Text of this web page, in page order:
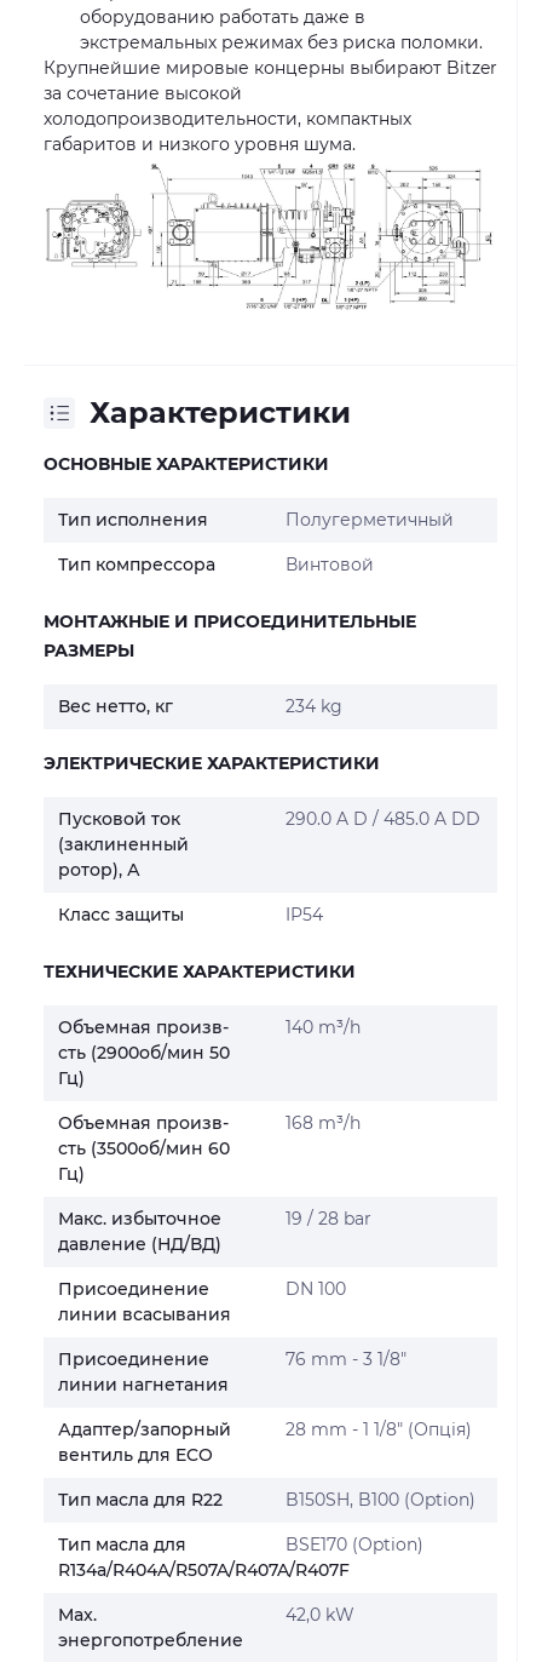
оборудованию работать даже в
экстремальных режимах без риска поломки.
Крупнейшие мировые концерны выбирают Bitzer
за сочетание высокой
холодопроизводительности, компактных
габаритов и низкого уровня шума.
Характеристики
ОСНОВНЫЕ ХАРАКТЕРИСТИКИ
Тип исполнения Полугерметичный
Тип компрессора Винтовой
МОНТАЖНЫЕ И ПРИСОЕДИНИТЕЛЬНЫЕ
РАЗМЕРЫ
Вес нетто, кг 234 kg
ЭЛЕКТРИЧЕСКИЕ ХАРАКТЕРИСТИКИ
Пусковой ток
(заклиненный
ротор), А
290.0 A D / 485.0 A DD
Класс защиты IP54
ТЕХНИЧЕСКИЕ ХАРАКТЕРИСТИКИ
Объемная произв-
сть (2900об/мин 50
Гц)
140 m³/h
Объемная произв-
сть (3500об/мин 60
Гц)
168 m³/h
Макс. избыточное
давление (НД/ВД)
19 / 28 bar
Присоединение
линии всасывания
DN 100
Присоединение
линии нагнетания
76 mm - 3 1/8"
Адаптер/запорный
вентиль для ECO
28 mm - 1 1/8" (Опція)
Тип масла для R22 B150SH, B100 (Option)
Тип масла для
R134a/R404A/R507A/R407A/R407F
BSE170 (Option)
Max.
энергопотребление
42,0 kW